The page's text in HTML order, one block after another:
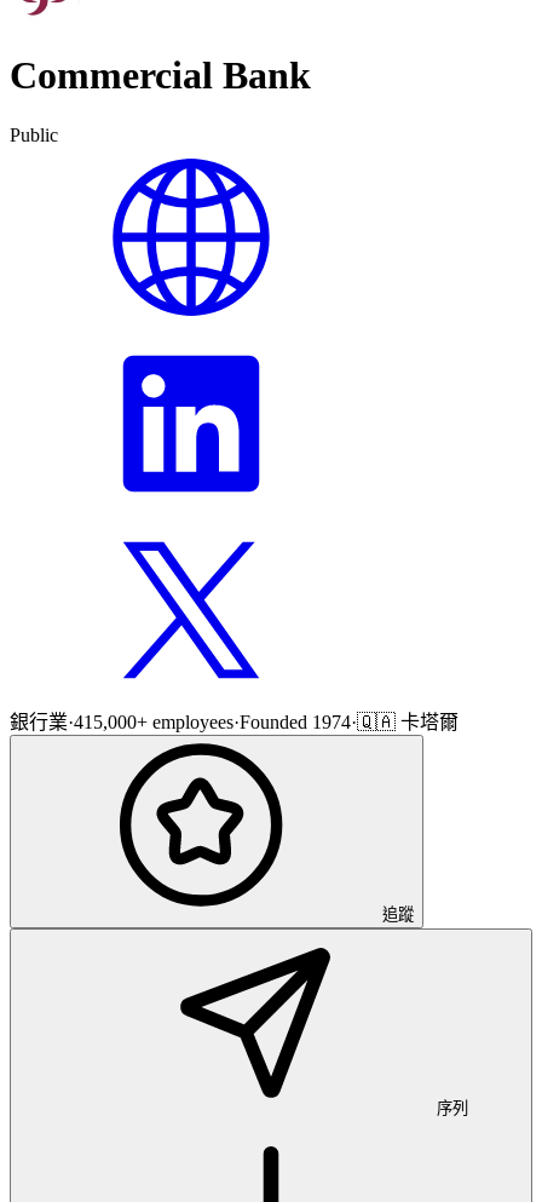
Commercial Bank
Public
銀行業·415,000+ employees·Founded 1974·🇶🇦 卡塔爾
追蹤
序列